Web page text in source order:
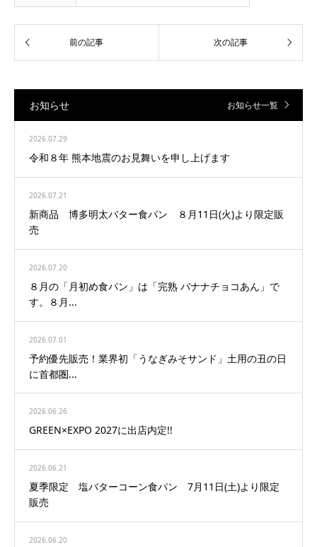
お知らせ お知らせ一覧
2026.07.29
令和８年 熊本地震のお見舞いを申し上げます
2026.07.21
新商品 博多明太バター食パン ８月11日(火)より限定販
売
2026.07.20
８月の「月初め食パン」は「完熟 バナナチョコあん」で
す。８月...
2026.07.01
予約優先販売！業界初「うなぎみそサンド」土用の丑の日
に首都圏...
2026.06.26
GREEN×EXPO 2027に出店内定!!
2026.06.21
夏季限定 塩バターコーン食パン 7月11日(土)より限定
販売
2026.06.20